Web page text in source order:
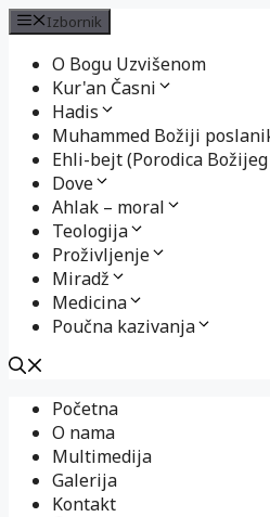
Izbornik
O Bogu Uzvišenom
Kur'an Časni
Hadis
Muhammed Božiji
Ehli-bejt (Porodica
Dove
Ahlak – moral
Teologija
Proživljenje
Miradž
Medicina
Poučna kazivanja
sadržaj
Početna
O nama
Multimedija
Galerija
Kontakt